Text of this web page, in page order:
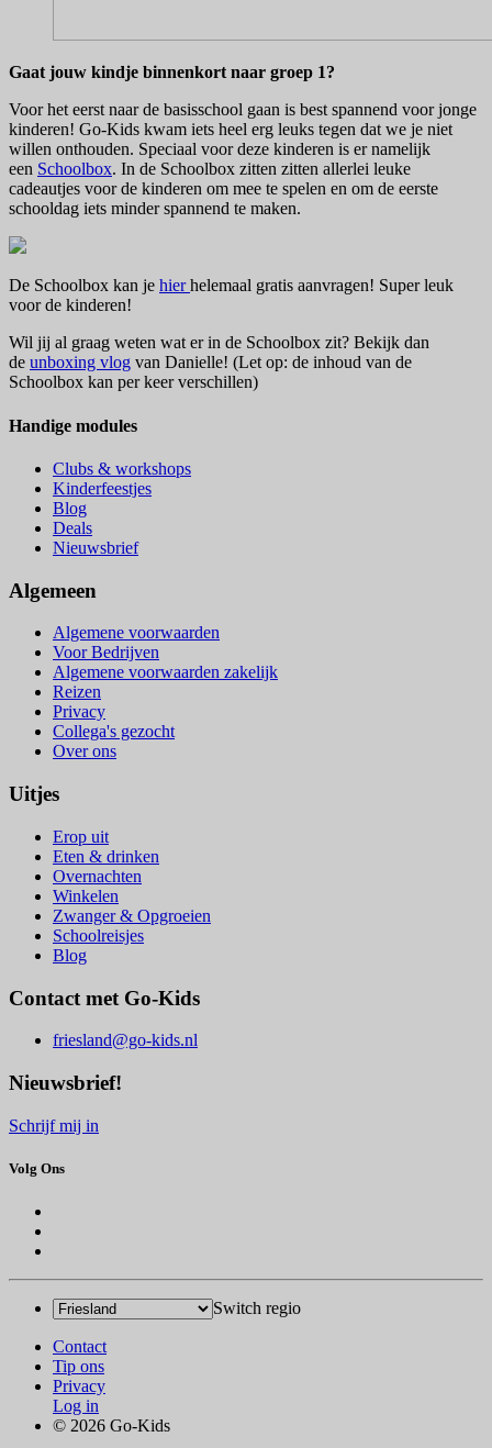
Gaat jouw kindje binnenkort naar groep 1?
Voor het eerst naar de basisschool gaan is best spannend voor jonge
kinderen! Go-Kids kwam iets heel erg leuks tegen dat we je niet
willen onthouden. Speciaal voor deze kinderen is er namelijk
een Schoolbox. In de Schoolbox zitten zitten allerlei leuke
cadeautjes voor de kinderen om mee te spelen en om de eerste
schooldag iets minder spannend te maken.
De Schoolbox kan je hier helemaal gratis aanvragen! Super leuk
voor de kinderen!
Wil jij al graag weten wat er in de Schoolbox zit? Bekijk dan
de unboxing vlog van Danielle! (Let op: de inhoud van de
Schoolbox kan per keer verschillen)
Handige modules
Clubs & workshops
Kinderfeestjes
Blog
Deals
Nieuwsbrief
Algemeen
Algemene voorwaarden
Voor Bedrijven
Algemene voorwaarden zakelijk
Reizen
Privacy
Collega's gezocht
Over ons
Uitjes
Erop uit
Eten & drinken
Overnachten
Winkelen
Zwanger & Opgroeien
Schoolreisjes
Blog
Contact met Go-Kids
friesland@go-kids.nl
Nieuwsbrief!
Schrijf mij in
Volg Ons
Switch regio
Contact
Tip ons
Privacy
Log in
© 2026 Go-Kids